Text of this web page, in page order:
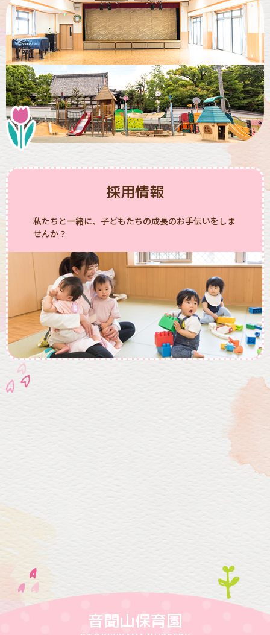
採用情報
私たちと一緒に、子どもたちの成長のお手伝いをしま
せんか？
音聞山保育園